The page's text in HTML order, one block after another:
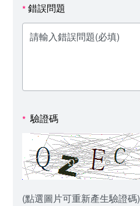
*錯誤問題
* 驗證碼
(點選圖片可重新產生驗證碼)